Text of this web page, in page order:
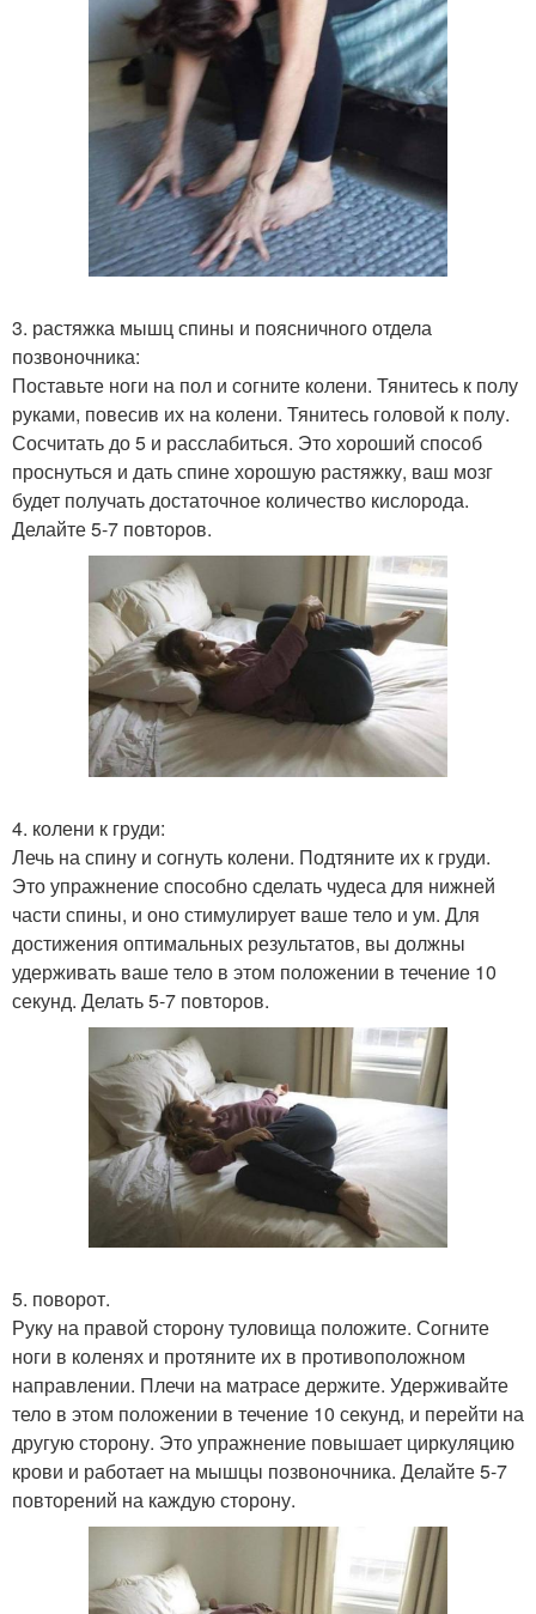
3. растяжка мышц спины и поясничного отдела
позвоночника:
Поставьте ноги на пол и согните колени. Тянитесь к полу
руками, повесив их на колени. Тянитесь головой к полу.
Сосчитать до 5 и расслабиться. Это хороший способ
проснуться и дать спине хорошую растяжку, ваш мозг
будет получать достаточное количество кислорода.
Делайте 5-7 повторов.
4. колени к груди:
Лечь на спину и согнуть колени. Подтяните их к груди.
Это упражнение способно сделать чудеса для нижней
части спины, и оно стимулирует ваше тело и ум. Для
достижения оптимальных результатов, вы должны
удерживать ваше тело в этом положении в течение 10
секунд. Делать 5-7 повторов.
5. поворот.
Руку на правой сторону туловища положите. Согните
ноги в коленях и протяните их в противоположном
направлении. Плечи на матрасе держите. Удерживайте
тело в этом положении в течение 10 секунд, и перейти на
другую сторону. Это упражнение повышает циркуляцию
крови и работает на мышцы позвоночника. Делайте 5-7
повторений на каждую сторону.